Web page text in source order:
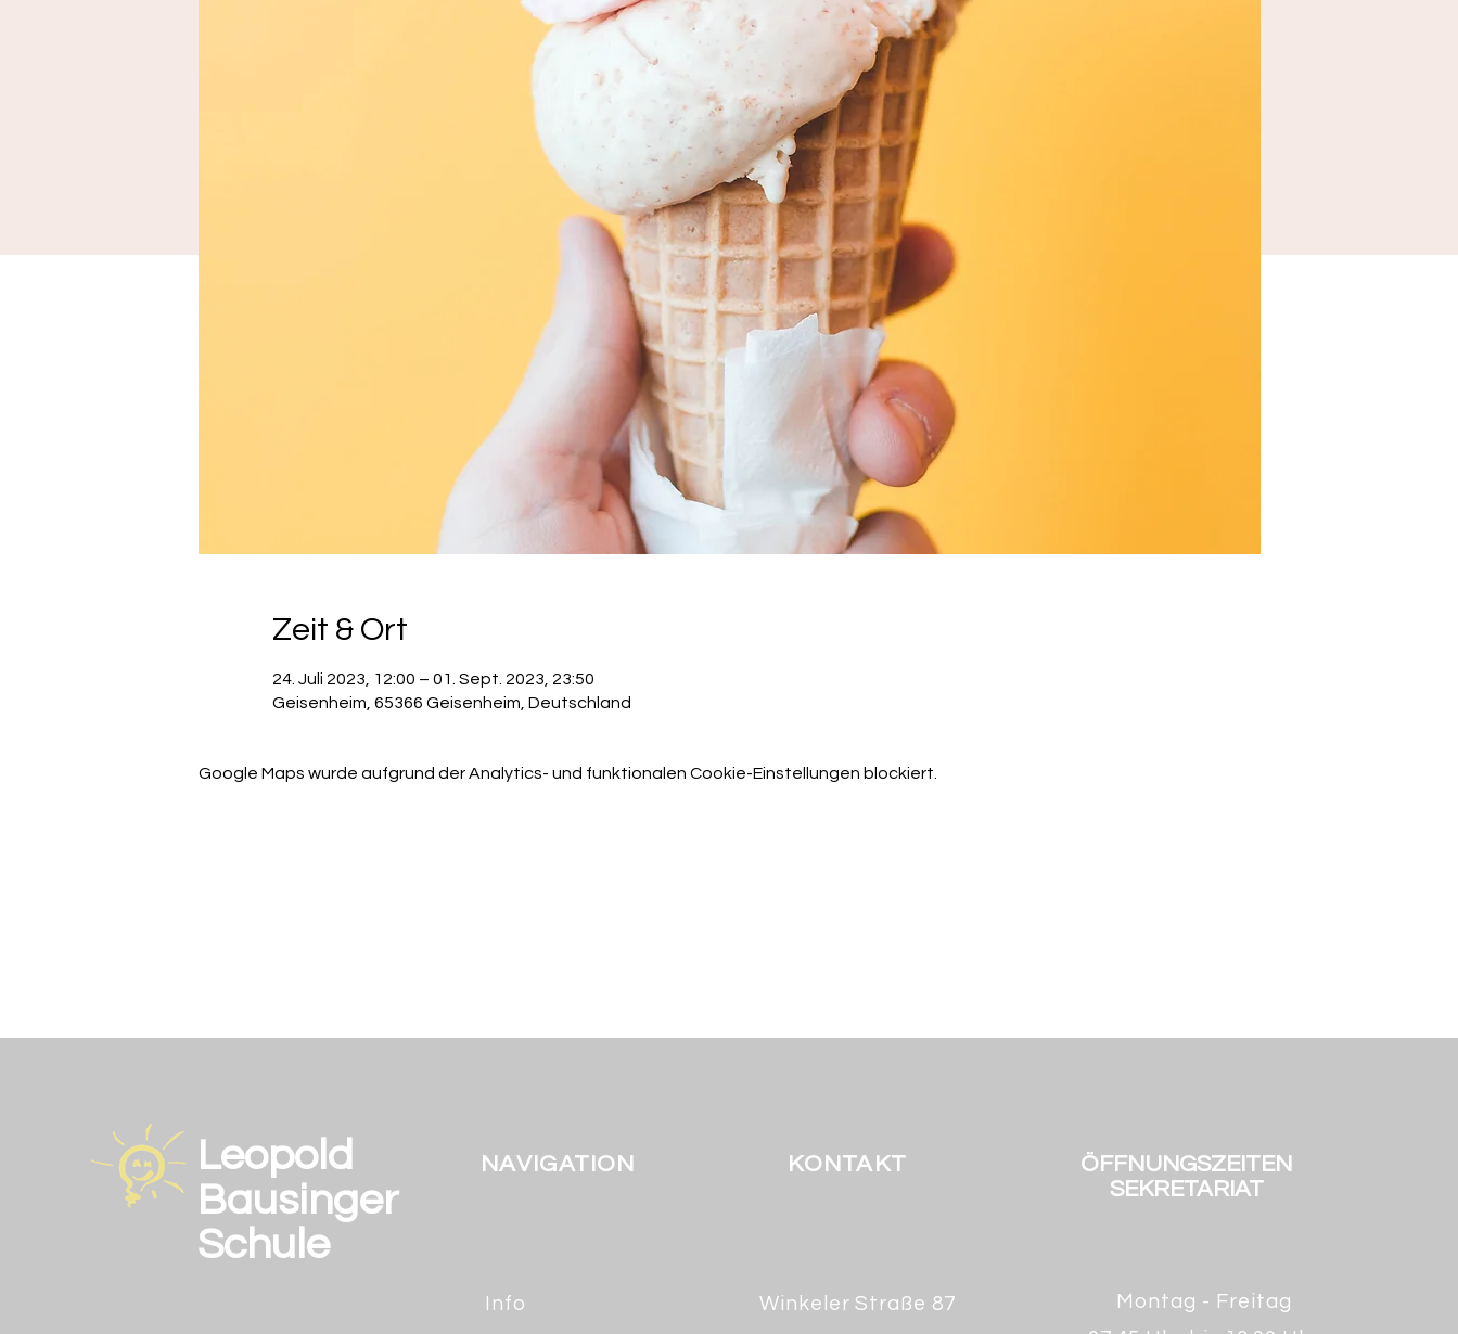
Zeit & Ort
24. Juli 2023, 12:00 – 01. Sept. 2023, 23:50
Geisenheim, 65366 Geisenheim, Deutschland
Google Maps wurde aufgrund der Analytics- und funktionalen Cookie-Einstellungen blockiert.
NAVIGATION KONTAKT
ÖFFNUNGSZEITEN
SEKRETARIAT
Info Winkeler Straße 87
Montag - Freitag
Leopold
Bausinger
Schule